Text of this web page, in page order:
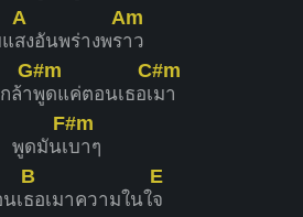
A
สงอันพร่างพร
Am
าว
ล้า
G#m
พูดแค่ตอนเธอเ
C#m
มา
พูดมันเ
F#m
บาๆ
เ
B
ธอเมาความในใ
E
จ